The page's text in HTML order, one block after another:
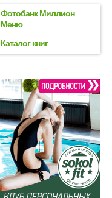
Фотобанк Миллион
Меню
Каталог книг